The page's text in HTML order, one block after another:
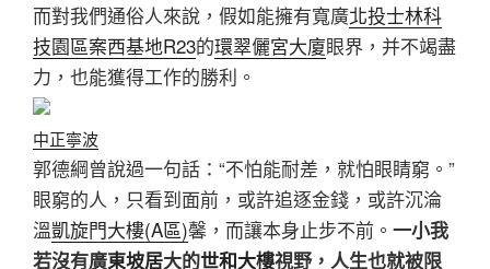
而對我們通俗人來說，假如能擁有寬廣北投士林科
技園區案西基地R23的環翠儷宮大廈眼界，并不竭盡
力，也能獲得工作的勝利。
中正寧波
郭德綱曾說過一句話：“不怕能耐差，就怕眼睛窮。”
眼窮的人，只看到面前，或許追逐金錢，或許沉淪
溫凱旋門大樓(A區)馨，而讓本身止步不前。 一小我
若沒有廣東坡居大的世和大樓視野，人生也就被限